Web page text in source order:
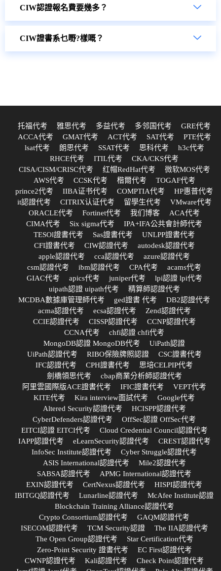
CIW認證報名費要幾多？
CIW證書系乜嘢?樣嘅？
托福代考 雅思代考 多益代考 多邻国代考
GRE代考
ACCA代考
GMAT代考 ACT代考 SAT代考
PTE代考
lsat代考
朗思代考 SSAT代考 思科代考
h3c代考
RHCE代考
ITIL代考
CKA/CKS代考
CISA/CISM/CRISC代考
红帽RedHat代考
微软MOS代考
AWS代考
CCSK代考 楷爾代考
TOGAF代考
prince2代考
IIBA证书代考 COMPTIA代考
HP惠普代考
it認證代考
CITRIX认证代考 留學生代考
VMware代考
ORACLE代考
Fortinet代考 我们博客
ACA代考
CIMA代考
Six sigma代考
IPA+IFA公共會計師代考
TESOl證書代考
Sas證書代考
UNLPP證書代考
CFI證書代考
CIW認證代考
autodesk認證代考
apple認證代考
cca認證代考
azure認證代考
csm認證代考
ibm認證代考 CPA代考
acams代考
GIAC代考
apics代考 juniper代考
lpi認證 lpi代考
uipath認證 uipath代考
精算師認證代考
MCDBA數據庫管理師代考
ged證書 代考
DB2認證代考
acma認證代考
ecsa認證代考
Zend認證代考
CCIE認證代考
CISSP認證代考
CCNP認證代考
CCNA代考
chfi認證 chfi代考
MongoDB認證 MongoDB代考
UiPath認證
UiPath認證代考
RIBO保險牌照認證
CSC證書代考
IFC認證代考
CPH證書代考
思培CELPIP代考
劍橋領思代考
cbap商業分析師認證代考
阿里雲國際版ACE證書代考
IFIC證書代考
VEPT代考
KITE代考
Kira interview面試代考
Google代考
Altered Security認證代考
HCISPP認證代考
CyberDefenders認證代考
OffSec認證 OffSec代考
EITCI認證 EITCI代考
Cloud Credential Council認證代考
IAPP認證代考
eLearnSecurity認證代考
CREST認證代考
InfoSec Institute認證代考
Cyber Struggle認證代考
ASIS International認證代考
Mile2認證代考
SABSA認證代考
APMG International認證代考
EXIN認證代考
CertNexus認證代考
HISPI認證代考
IBITGQ認證代考
Lunarline認證代考
McAfee Institute認證
Blockchain Training Alliance認證代考
Crypto Consortium認證代考
GAQM認證代考
ISECOM認證代考
TCM Security認證
The IIA認證代考
The Open Group認證代考
Star Certification代考
Zero-Point Security 證書代考
EC First認證代考
CWNP認證代考
Kali認證代考
Check Point認證代考